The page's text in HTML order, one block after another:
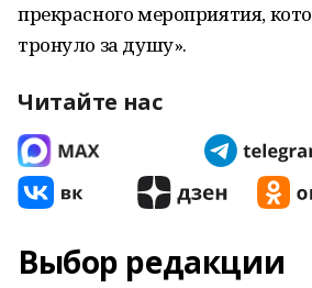
прекрасного мероприятия,
тронуло за душу».
Читайте нас
Выбор редакции